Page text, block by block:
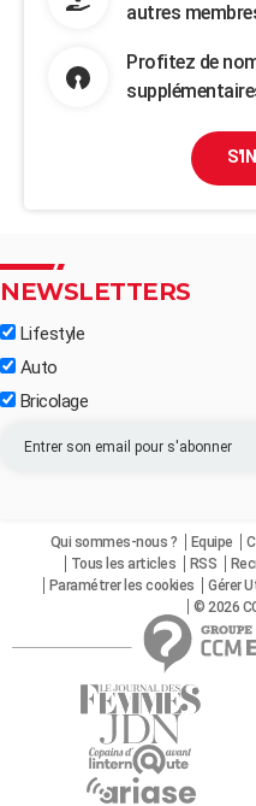
autres
Profitez de
NEWSLETTERS
Lifestyle
Auto
Bricolage
Qui sommes-nous ? Equipe
Tous les articles
RSS
Paramétrer les cookies
Gérer
© 2026